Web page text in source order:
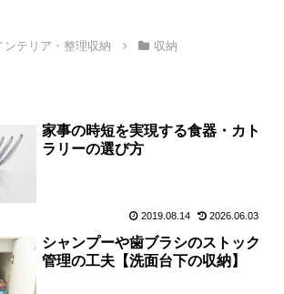
ンテリア・整理収納 収納
家事の時短を実現する食器・カト
ラリーの選び方
2019.08.14 2026.06.03
シャンプーや歯ブラシのストック
管理の工夫【洗面台下の収納】